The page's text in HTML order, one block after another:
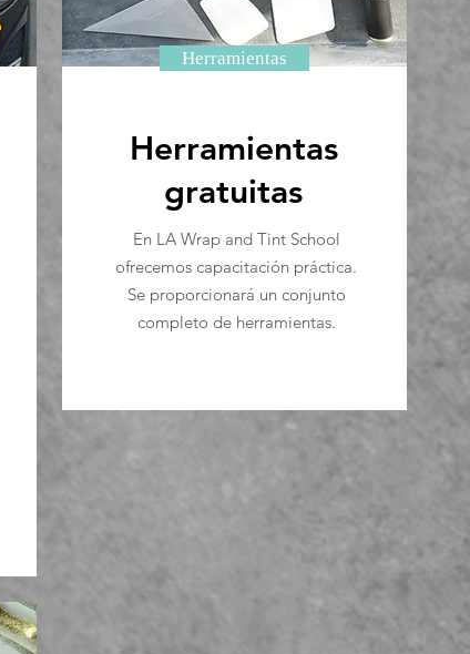
Herramientas
Herramientas
gratuitas
En LA Wrap and Tint School
ofrecemos capacitación práctica.
Se proporcionará un conjunto
completo de herramientas.